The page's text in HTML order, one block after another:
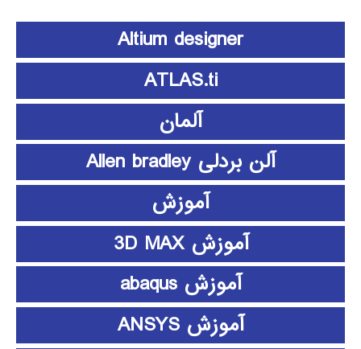
Altium designer
ATLAS.ti
آلمان
آلن بردلی Allen bradley
آموزش
آموزش 3D MAX
آموزش abaqus
آموزش ANSYS